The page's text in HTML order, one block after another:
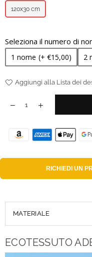
120x30 cm
Seleziona il numero di
1 nome (+ €15,00) 2
Aggiungi alla Lista dei
RICHIEDI UN
MATERIALE
ECOTESSUTO